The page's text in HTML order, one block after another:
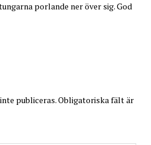
porlande ner över sig. God
publiceras.Obligatoriska fält är